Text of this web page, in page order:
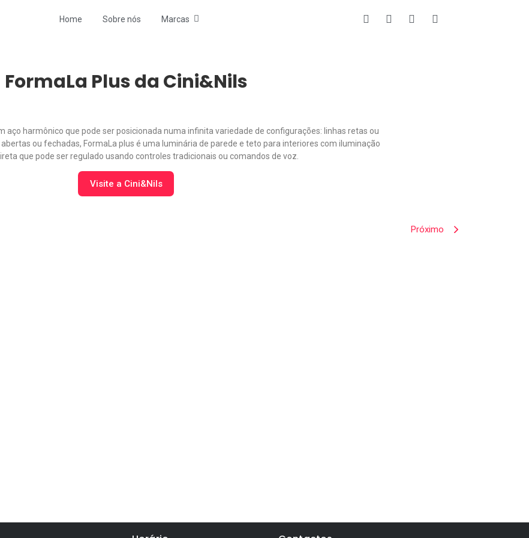
Home Sobre nós Marcas
FormaLa Plus da Cini&Nils
aço harmônico que pode ser posicionada numa infinita variedade de configurações: linhas retas ou
ou fechadas, FormaLa plus é uma luminária de parede e teto para interiores com iluminação
que pode ser regulado usando controles tradicionais ou comandos de voz.
Visite a Cini&Nils
Próximo